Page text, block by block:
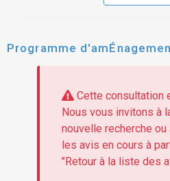
Programme
Cette consultation
Nous vous invitons à
nouvelle recherche
les avis en cours à
"Retour à la liste des